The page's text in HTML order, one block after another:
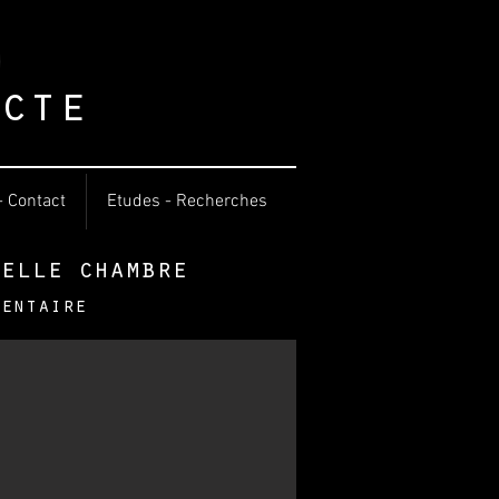
Contact Etudes - Recherches
chambre